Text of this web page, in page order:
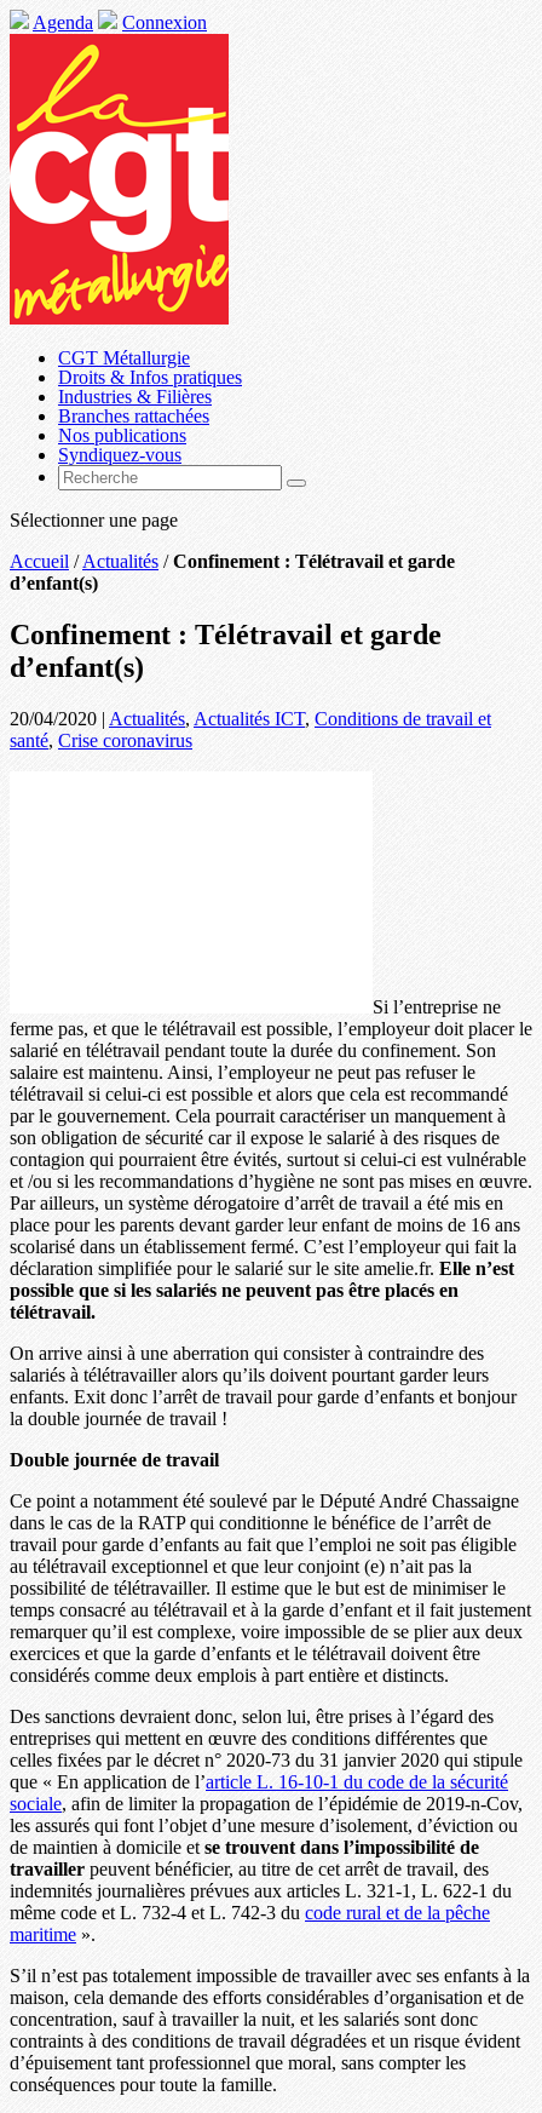
Agenda Connexion
CGT Métallurgie
Droits & Infos pratiques
Industries & Filières
Branches rattachées
Nos publications
Syndiquez-vous
Sélectionner une page
Accueil /Actualités /Confinement : Télétravail et garde
d’enfant(s)
Confinement : Télétravail et garde
d’enfant(s)
20/04/2020 | Actualités, Actualités ICT, Conditions de travail et
santé, Crise coronavirus
Si l’entreprise ne
ferme pas, et que le télétravail est possible, l’employeur doit placer le
salarié en télétravail pendant toute la durée du confinement. Son
salaire est maintenu. Ainsi, l’employeur ne peut pas refuser le
télétravail si celui-ci est possible et alors que cela est recommandé
par le gouvernement. Cela pourrait caractériser un manquement à
son obligation de sécurité car il expose le salarié à des risques de
contagion qui pourraient être évités, surtout si celui-ci est vulnérable
et /ou si les recommandations d’hygiène ne sont pas mises en œuvre.
Par ailleurs, un système dérogatoire d’arrêt de travail a été mis en
place pour les parents devant garder leur enfant de moins de 16 ans
scolarisé dans un établissement fermé. C’est l’employeur qui fait la
déclaration simplifiée pour le salarié sur le site amelie.fr. Elle n’est
possible que si les salariés ne peuvent pas être placés en
télétravail.
On arrive ainsi à une aberration qui consister à contraindre des
salariés à télétravailler alors qu’ils doivent pourtant garder leurs
enfants. Exit donc l’arrêt de travail pour garde d’enfants et bonjour
la double journée de travail !
Double journée de travail
Ce point a notamment été soulevé par le Député André Chassaigne
dans le cas de la RATP qui conditionne le bénéfice de l’arrêt de
travail pour garde d’enfants au fait que l’emploi ne soit pas éligible
au télétravail exceptionnel et que leur conjoint (e) n’ait pas la
possibilité de télétravailler. Il estime que le but est de minimiser le
temps consacré au télétravail et à la garde d’enfant et il fait justement
remarquer qu’il est complexe, voire impossible de se plier aux deux
exercices et que la garde d’enfants et le télétravail doivent être
considérés comme deux emplois à part entière et distincts.
Des sanctions devraient donc, selon lui, être prises à l’égard des
entreprises qui mettent en œuvre des conditions différentes que
celles fixées par le décret n° 2020-73 du 31 janvier 2020 qui stipule
que « En application de l’article L. 16-10-1 du code de la sécurité
sociale, afin de limiter la propagation de l’épidémie de 2019-n-Cov,
les assurés qui font l’objet d’une mesure d’isolement, d’éviction ou
de maintien à domicile et se trouvent dans l’impossibilité de
travailler peuvent bénéficier, au titre de cet arrêt de travail, des
indemnités journalières prévues aux articles L. 321-1, L. 622-1 du
même code et L. 732-4 et L. 742-3 du code rural et de la pêche
maritime ».
S’il n’est pas totalement impossible de travailler avec ses enfants à la
maison, cela demande des efforts considérables d’organisation et de
concentration, sauf à travailler la nuit, et les salariés sont donc
contraints à des conditions de travail dégradées et un risque évident
d’épuisement tant professionnel que moral, sans compter les
conséquences pour toute la famille.